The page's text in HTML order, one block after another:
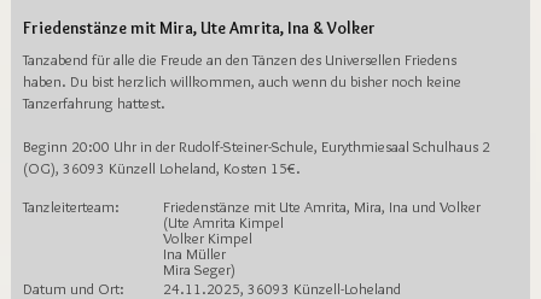
Friedenstänze mit Mira, Ute Amrita, Ina & Volker
Tanzabend für alle die Freude an den Tänzen des Universellen Friedens
haben. Du bist herzlich willkommen, auch wenn du bisher noch keine
Tanzerfahrung hattest.
Beginn 20:00 Uhr in der Rudolf-Steiner-Schule, Eurythmiesaal Schulhaus 2
(OG), 36093 Künzell Loheland, Kosten 15€.
Tanzleiterteam:
Friedenstänze mit Ute Amrita, Mira, Ina und Volker
(Ute Amrita Kimpel
Volker Kimpel
Ina Müller
Mira Seger)
Datum und Ort:
24.11.2025, 36093 Künzell-Loheland